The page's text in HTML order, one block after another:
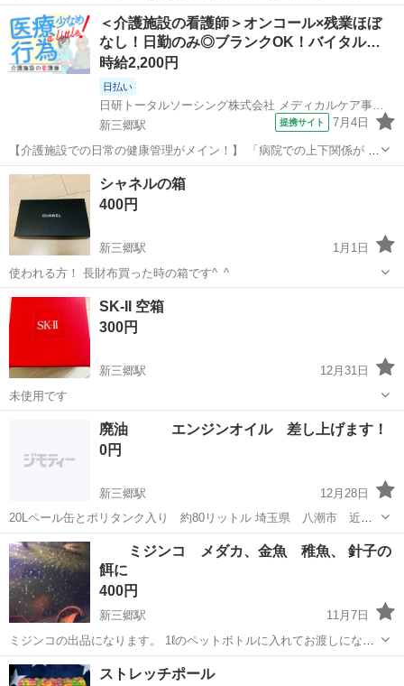
ださい 自宅での保管のため、小さな傷などはあるかもしれません ノー
クレームノーリターンでお願いします
埼玉 三郷市 新三郷駅 その他
＜介護施設の看護師＞オンコール×残業ほぼ
なし！日勤のみ◎ブランクOK！バイタル…
時給2,200円
日払い
日研トータルソーシング株式会社 メディカルケア事業部
新三郷駅
提携サイト 7月4日
【介護施設での日常の健康管理がメイン！】 「病院での上下関係が 辛
くて辞めてしまった」 「自分の時間が欲しく 他の仕事をしている」
看護をはなれている方 経験を活かせて働き方を調整できる 『施設内の
看護』がオススメです...
埼玉 三郷市 新三郷駅
シャネルの箱
400円
新三郷駅
1月1日
使われる方！ 長財布買った時の箱です^_^
埼玉 三郷市 新三郷駅
SK-II 空箱
300円
新三郷駅
12月31日
未使用です
三郷市 新三郷駅 空箱
廃油 エンジンオイル 差し上げます！
0円
新三郷駅
12月28日
20Lペール缶とポリタンク入り 約80リットル 埼玉県 八潮市 近場
にて手渡し希望です
埼玉 三郷市 新三郷駅 その他 廃油
ミジンコ メダカ、金魚 稚魚、 針子の
餌に
400円
新三郷駅
11月7日
ミジンコの出品になります。 1ℓのペットボトルに入れてお渡しになり
ます。 100匹前後 数えきれないので多めに適当に入れます。 三郷
市からになります。 気になる事等ありましたら、メッセージからでも
埼玉 三郷市 新三郷駅 その他
ストレッチポール